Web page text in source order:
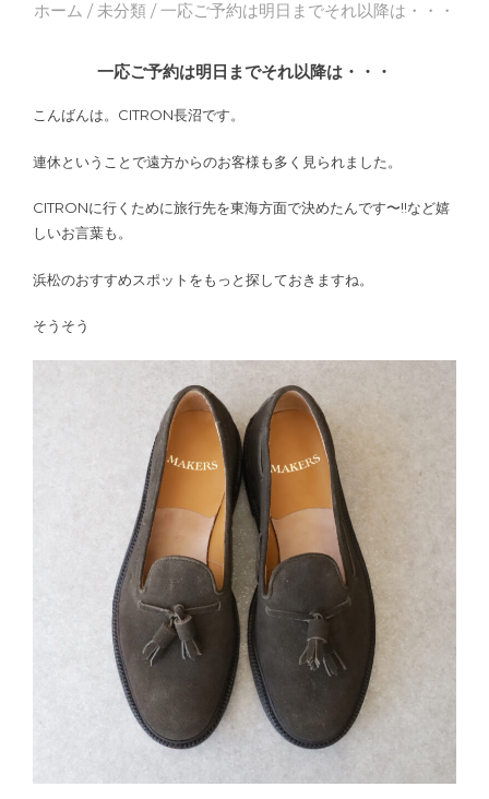
ホーム / 未分類 / 一応ご予約は明日までそれ以降は・・・
一応ご予約は明日までそれ以降は・・・
こんばんは。CITRON長沼です。
連休ということで遠方からのお客様も多く見られました。
CITRONに行くために旅行先を東海方面で決めたんです〜!!など嬉
しいお言葉も。
浜松のおすすめスポットをもっと探しておきますね。
そうそう